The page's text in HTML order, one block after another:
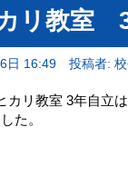
リ教室
日 16:49 投稿者:
カリ教室 3年自立
した。